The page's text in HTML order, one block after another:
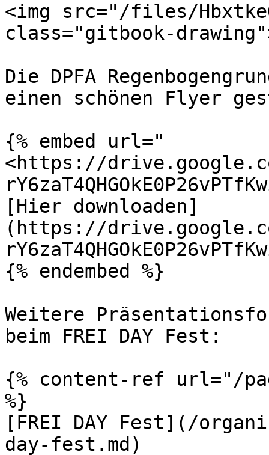
<img src="/files/
class="gitbook-
Die DPFA
einen schönen Flyer
{% embed url="
<https://
[Hier downloaden]
(https://
{% endembed %}
Weitere
beim FREI DAY Fest:
{% content-ref url="/
%}
[FREI DAY Fest](/
day-fest.md)